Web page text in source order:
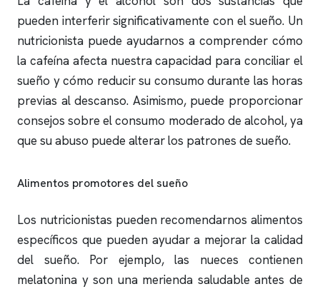
pueden interferir significativamente con el sueño. Un
nutricionista puede ayudarnos a comprender cómo
la cafeína afecta nuestra capacidad para conciliar el
sueño y cómo reducir su consumo durante las horas
previas al descanso. Asimismo, puede proporcionar
consejos sobre el consumo moderado de alcohol, ya
que su abuso puede alterar los patrones de sueño.
Alimentos promotores del sueño
Los nutricionistas pueden recomendarnos alimentos
específicos que pueden ayudar a mejorar la calidad
del sueño. Por ejemplo, las nueces contienen
melatonina y son una merienda saludable antes de